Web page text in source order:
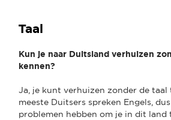
Taal
Kun je naar Duitsland verhuizen
kennen?
Ja, je kunt verhuizen zonder de taal
meeste Duitsers spreken Engels,
problemen hebben om je in dit land